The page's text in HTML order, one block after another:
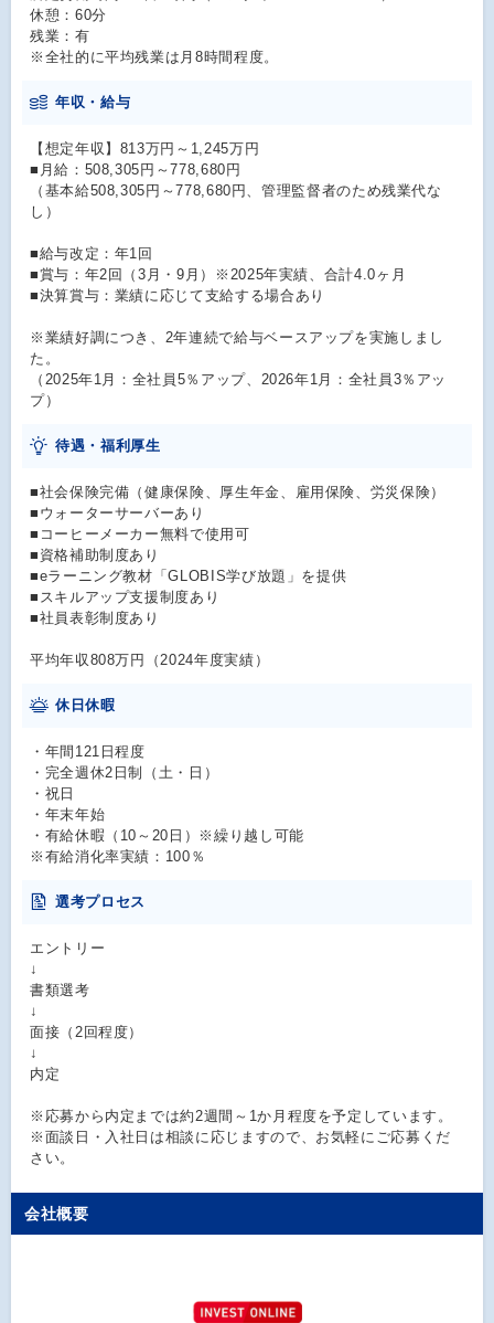
休憩：60分
残業：有
※全社的に平均残業は月8時間程度。
年収・給与
【想定年収】813万円～1,245万円
■月給：508,305円～778,680円
（基本給508,305円～778,680円、管理監督者のため残業代な
し）
■給与改定：年1回
■賞与：年2回（3月・9月）※2025年実績、合計4.0ヶ月
■決算賞与：業績に応じて支給する場合あり
※業績好調につき、2年連続で給与ベースアップを実施しまし
た。
（2025年1月：全社員5％アップ、2026年1月：全社員3％アッ
プ）
待遇・福利厚生
■社会保険完備（健康保険、厚生年金、雇用保険、労災保険）
■ウォーターサーバーあり
■コーヒーメーカー無料で使用可
■資格補助制度あり
■eラーニング教材「GLOBIS学び放題」を提供
■スキルアップ支援制度あり
■社員表彰制度あり
平均年収808万円（2024年度実績）
休日休暇
・年間121日程度
・完全週休2日制（土・日）
・祝日
・年末年始
・有給休暇（10～20日）※繰り越し可能
※有給消化率実績：100％
選考プロセス
エントリー
↓
書類選考
↓
面接（2回程度）
↓
内定
※応募から内定までは約2週間～1か月程度を予定しています。
※面談日・入社日は相談に応じますので、お気軽にご応募くだ
さい。
会社概要